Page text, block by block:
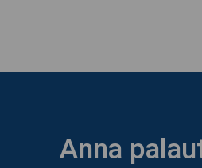
Anna